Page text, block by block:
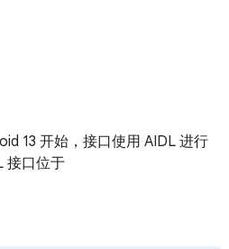
13 开始，接口使用 AIDL 进行
接口位于